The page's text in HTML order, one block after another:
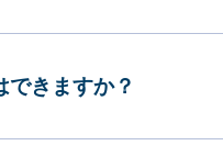
できますか？